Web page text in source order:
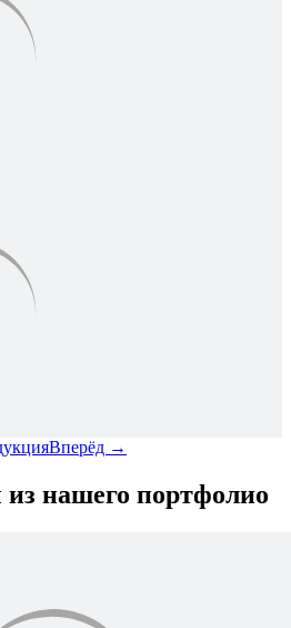
Вперёд →
нашего портфолио